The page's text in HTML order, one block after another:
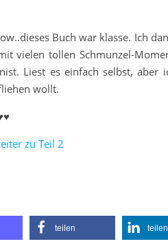
Buch war klasse. Ich
vielen tollen Schmunzel-
Liest es einfach selbst,
wollt.
zu Teil 2
teilen teilen